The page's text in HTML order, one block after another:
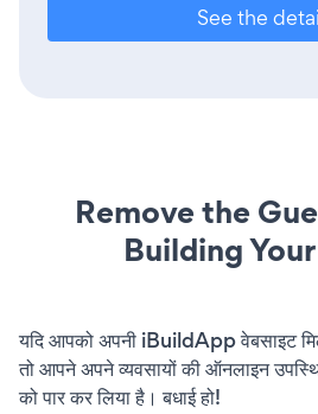
See the
Remove the
Building
यदि आपको अपनी iBuildApp वेबसाइट
तो आपने अपने व्यवसायों की ऑनलाइन
को पार कर लिया है। बधाई हो!